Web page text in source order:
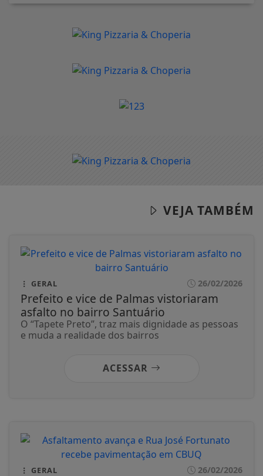
VEJA TAMBÉM
GERAL 26/02/2026
Prefeito e vice de Palmas vistoriaram
asfalto no bairro Santuário
O “Tapete Preto”, traz mais dignidade as pessoas
e muda a realidade dos bairros
ACESSAR
GERAL 26/02/2026